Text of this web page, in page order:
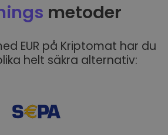
metoder
EUR på Kriptomat har du
helt säkra alternativ: